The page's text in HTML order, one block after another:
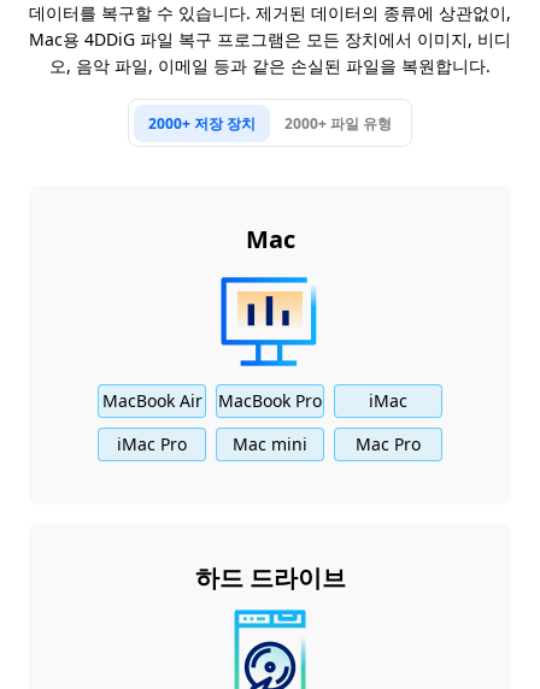
데이터를 복구할 수 있습니다. 제거된 데이터의 종류에 상관없이,
Mac용 4DDiG 파일 복구 프로그램은 모든 장치에서 이미지, 비디
오, 음악 파일, 이메일 등과 같은 손실된 파일을 복원합니다.
2000+ 저장 장치 2000+ 파일 유형
Mac
MacBook Air MacBook Pro
iMac
iMac Pro
Mac mini Mac Pro
하드 드라이브